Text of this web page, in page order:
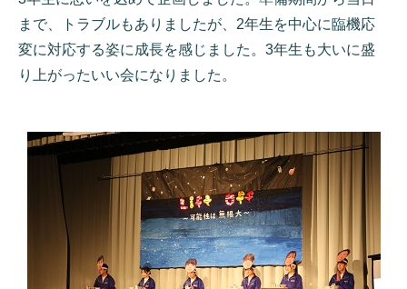
まで、トラブルもありましたが、2年生を中心に臨機応
変に対応する姿に成長を感じました。3年生も大いに盛
り上がったいい会になりました。